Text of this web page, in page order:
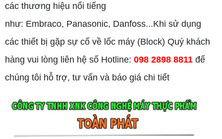
các thương hiệu nổi tiếng
như: Embraco, Panasonic, Danfoss...Khi sử dụng
các thiết bị gặp sự cố về lốc máy (Block) Quý khách
hàng vui lòng liên hệ số Hotline: 098 2898 8811 để
chúng tôi hỗ trợ, tư vấn và báo giá chi tiết